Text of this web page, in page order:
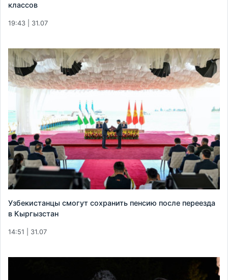
классов
19:43 | 31.07
Узбекистанцы смогут сохранить пенсию после переезда
в Кыргызстан
14:51 | 31.07